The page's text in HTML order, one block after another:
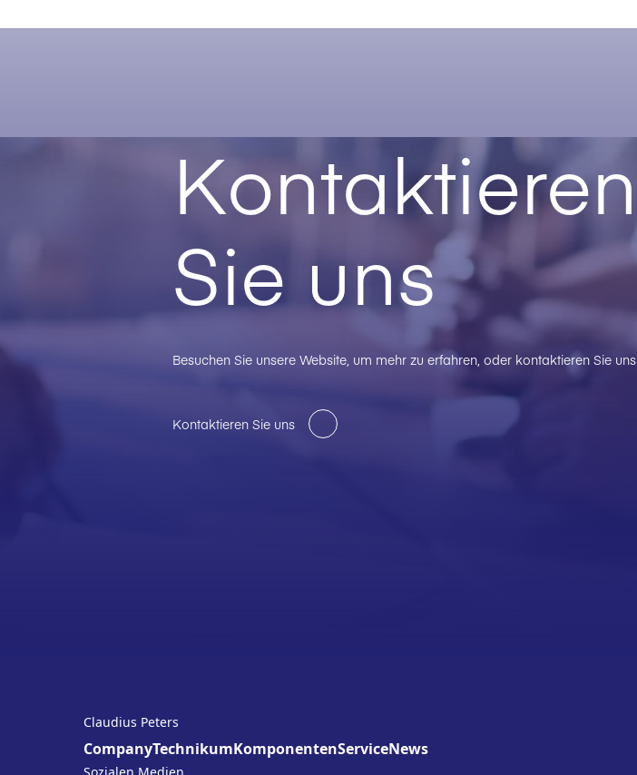
Kontaktieren
Sie uns
Besuchen Sie unsere Website, um mehr zu erfahren, oder kontaktieren Sie uns
Kontaktieren Sie uns
Claudius Peters
CompanyTechnikumKomponentenServiceNews